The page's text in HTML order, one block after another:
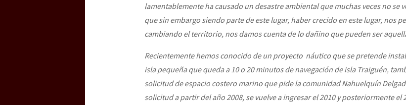
lamentablemente ha causado un desastre ambiental que muchas veces no se
que sin embargo siendo parte de este lugar, haber crecido en este lugar, nos
cambiando el territorio, nos damos cuenta de lo dañino que pueden ser
Recientemente hemos conocido de un proyecto náutico que se pretende
isla pequeña que quedaa 10 o 20 minutos de navegación de isla Traiguén,
solicitud de espacio costero marino que pide la comunidad Nahuelquín
solicitud a partir del año 2008, se vuelve a ingresar el 2010 y posteriormente el